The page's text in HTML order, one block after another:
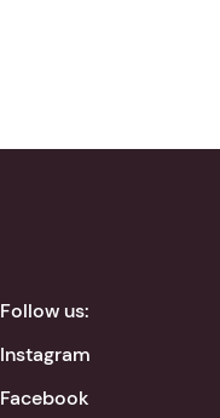
Follow us:
Instagram
Facebook